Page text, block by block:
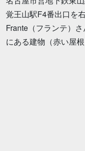
覚王山駅F4番出口を
Frante（フランテ）
にある建物（赤い屋